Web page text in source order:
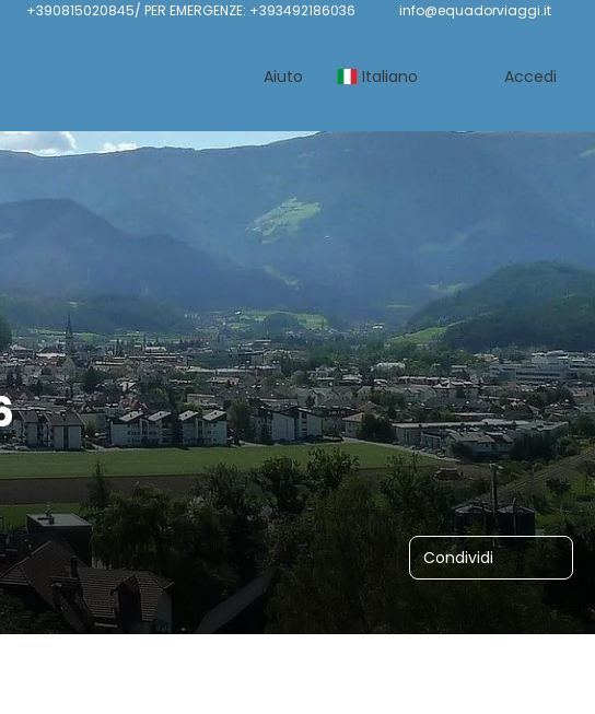
+390815020845/ PER EMERGENZE: +393492186036 info@equadorviaggi.it
Aiuto Italiano Accedi
Condividi